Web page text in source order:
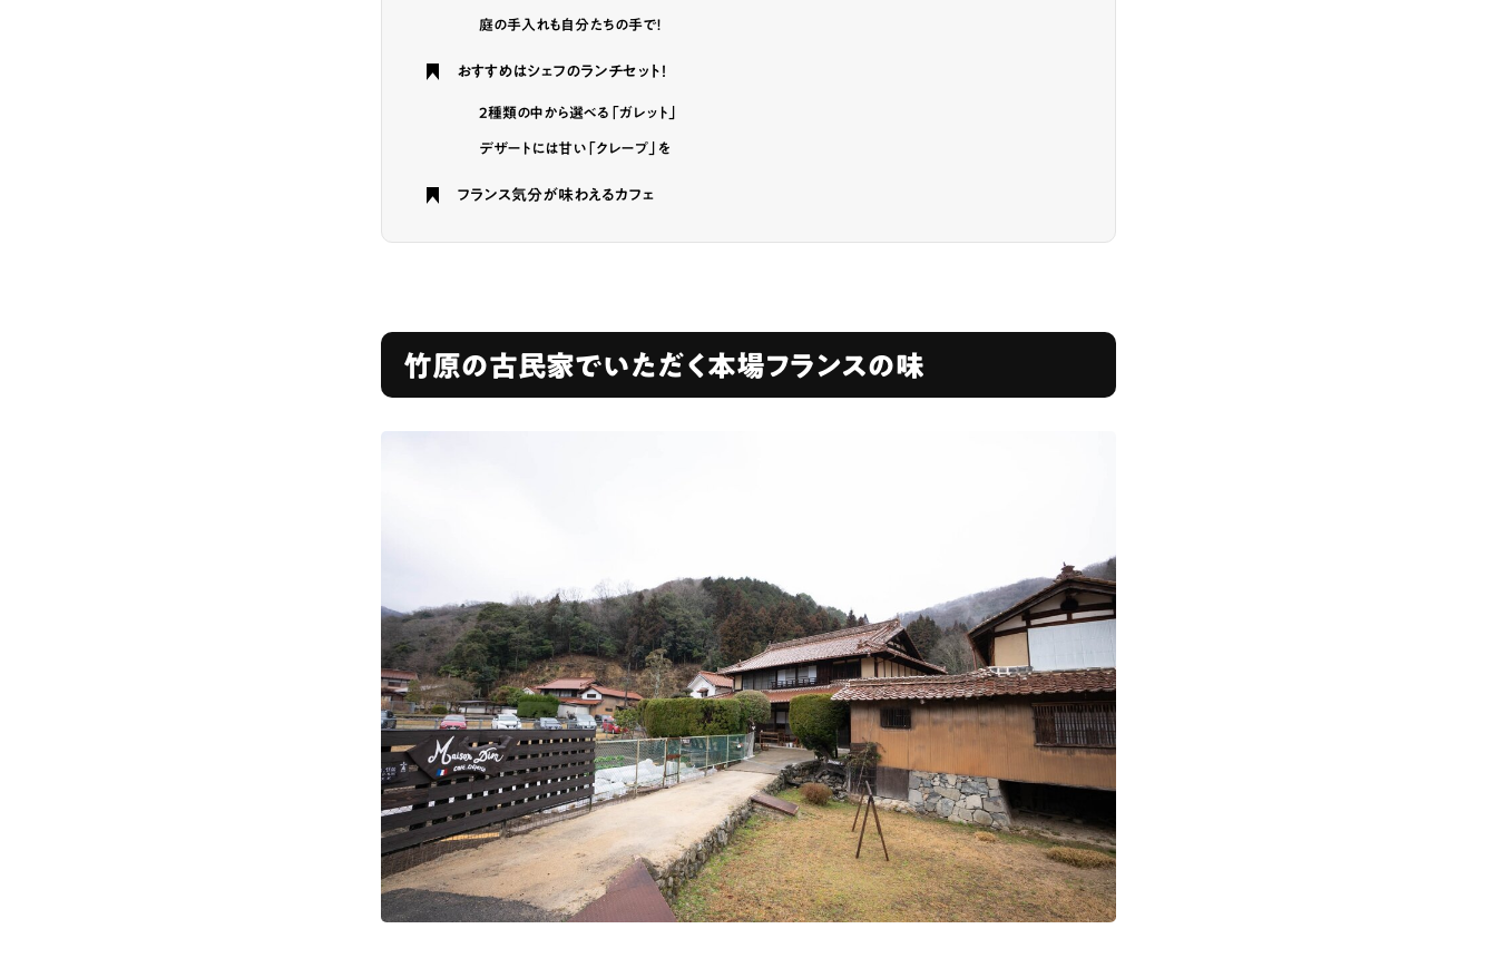
庭の手入れも自分たちの手で！
おすすめはシェフのランチセット！
2種類の中から選べる「ガレット」
デザートには甘い「クレープ」を
フランス気分が味わえるカフェ
竹原の古民家でいただく本場フランスの味